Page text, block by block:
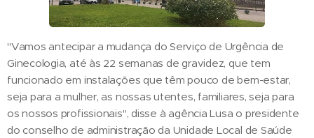
"Vamos antecipar a mudança do Serviço de Urgência de
Ginecologia, até às 22 semanas de gravidez, que tem
funcionado em instalações que têm pouco de bem-estar,
seja para a mulher, as nossas utentes, familiares, seja para
os nossos profissionais", disse à agência Lusa o presidente
do conselho de administração da Unidade Local de Saúde